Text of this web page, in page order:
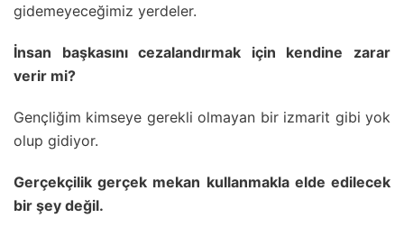
gidemeyeceğimiz yerdeler.
İnsan başkasını cezalandırmak için kendine zarar
verir mi?
Gençliğim kimseye gerekli olmayan bir izmarit gibi yok
olup gidiyor.
Gerçekçilik gerçek mekan kullanmakla elde edilecek
bir şey değil.